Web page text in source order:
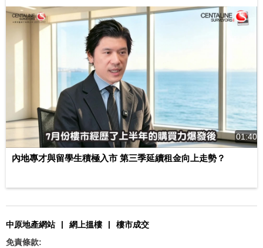
01:40
內地專才與留學生積極入市 第三季延續租金向上走勢？
中原地產網站 | 網上搵樓 |
樓市成交
免責條款: